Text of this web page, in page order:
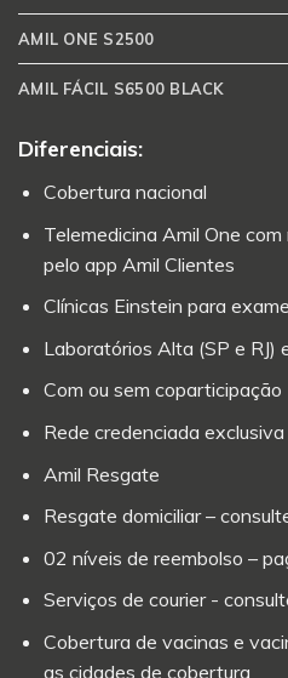
AMIL ONE S2500
AMIL FÁCIL S6500 BLACK
Diferenciais:
Cobertura nacional
Telemedicina Amil One
pelo app Amil Clientes
Clínicas Einstein para
Laboratórios Alta (SP e RJ)
Com ou sem coparticipação
Rede credenciada exclusiva
Amil Resgate
Resgate domiciliar –
02 níveis de reembolso –
Serviços de courier -
Cobertura de vacinas e
as cidades de cobertura